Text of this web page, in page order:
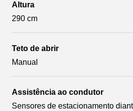
Altura
290 cm
Teto de abrir
Manual
Assistência ao condutor
Sensores de estacionamento